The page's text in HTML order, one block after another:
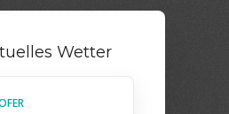
Wetter